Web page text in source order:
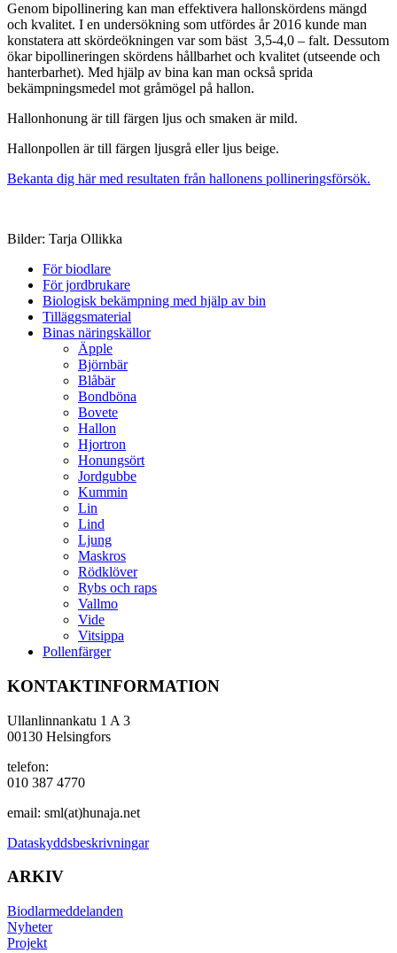
Genom bipollinering kan man effektivera hallonskördens mängd
och kvalitet. I en undersökning som utfördes år 2016 kunde man
konstatera att skördeökningen var som bäst 3,5-4,0 – falt. Dessutom
ökar bipollineringen skördens hållbarhet och kvalitet (utseende och
hanterbarhet). Med hjälp av bina kan man också sprida
bekämpningsmedel mot gråmögel på hallon.
Hallonhonung är till färgen ljus och smaken är mild.
Hallonpollen är till färgen ljusgrå eller ljus beige.
Bekanta dig här med resultaten från hallonens pollineringsförsök.
Bilder: Tarja Ollikka
För biodlare
För jordbrukare
Biologisk bekämpning med hjälp av bin
Tilläggsmaterial
Binas näringskällor
Äpple
Björnbär
Blåbär
Bondböna
Bovete
Hallon
Hjortron
Honungsört
Jordgubbe
Kummin
Lin
Lind
Ljung
Maskros
Rödklöver
Rybs och raps
Vallmo
Vide
Vitsippa
Pollenfärger
KONTAKTINFORMATION
Ullanlinnankatu 1 A 3
00130 Helsingfors
telefon:
010 387 4770
email: sml(at)hunaja.net
Dataskyddsbeskrivningar
ARKIV
Biodlarmeddelanden
Nyheter
Projekt